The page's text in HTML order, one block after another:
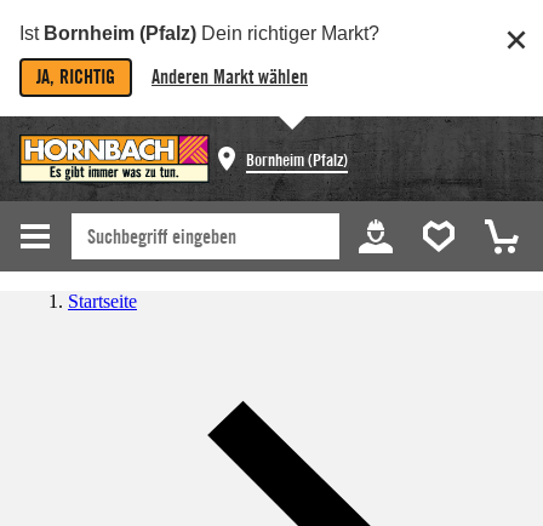
Ist Bornheim (Pfalz) Dein richtiger Markt?
JA, RICHTIG Anderen Markt wählen
Bornheim (Pfalz)
Startseite